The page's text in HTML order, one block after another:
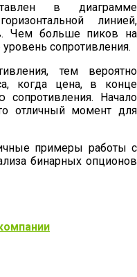
в диаграмме
линией,
Чем больше пиков на
сопротивления.
тем вероятно
когда цена, в конце
сопротивления. Начало
отличный момент для
примеры работы с
бинарных опционов